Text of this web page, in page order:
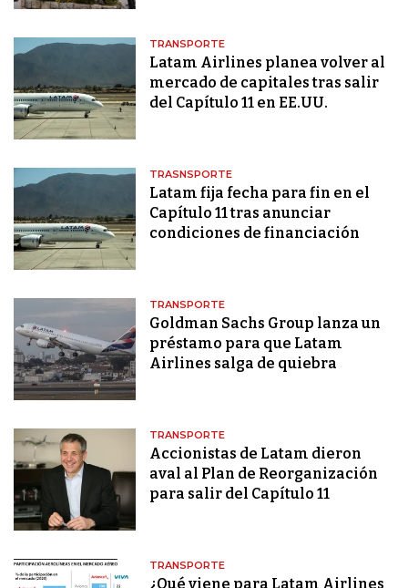
TRANSPORTE
Latam Airlines planea volver al
mercado de capitales tras salir
del Capítulo 11 en EE.UU.
TRASNSPORTE
Latam fija fecha para fin en el
Capítulo 11 tras anunciar
condiciones de financiación
TRANSPORTE
Goldman Sachs Group lanza un
préstamo para que Latam
Airlines salga de quiebra
TRANSPORTE
Accionistas de Latam dieron
aval al Plan de Reorganización
para salir del Capítulo 11
TRANSPORTE
¿Qué viene para Latam Airlines